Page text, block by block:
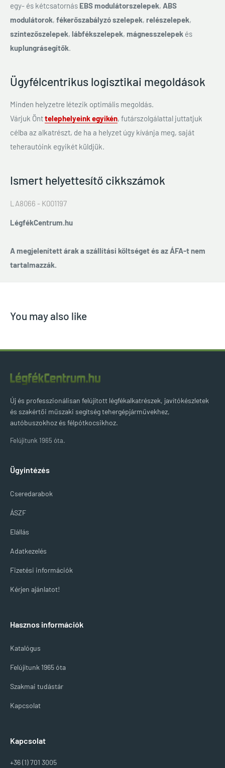
egy- és kétcsatornás EBS modulátorszelepek, ABS
modulátorok, fékerőszabályzó szelepek, relészelepek,
szintezőszelepek, lábfékszelepek, mágnesszelepek és
kuplungrásegítők.
Ügyfélcentrikus logisztikai megoldások
Minden helyzetre létezik optimális megoldás.
Várjuk Önttelephelyeink egyikén, futárszolgálattal juttatjuk
célba az alkatrészt, de ha a helyzet úgy kívánja meg, saját
teherautóink egyikét küldjük.
Ismert helyettesítő cikkszámok
LA8066 - K001197
LégfékCentrum.hu
A megjelenített árak a szállítási költséget és az ÁFA-t nem
tartalmazzák.
You may also like
Új és professzionálisan felújított légfékalkatrészek, javítókészletek
és szakértői műszaki segítség tehergépjárművekhez,
autóbuszokhoz és félpótkocsikhoz.
Felújítunk 1965 óta.
Ügyintézés
Cseredarabok
ÁSZF
Elállás
Adatkezelés
Fizetési információk
Kérjen ajánlatot!
Hasznos információk
Katalógus
Felújítunk 1965 óta
Szakmai tudástár
Kapcsolat
Kapcsolat
+36 (1) 701 3005